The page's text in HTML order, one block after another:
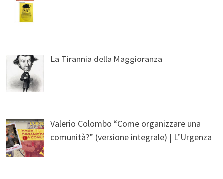
La Tirannia della Maggioranza
Valerio Colombo “Come organizzare una
comunità?” (versione integrale) | L’Urgenza